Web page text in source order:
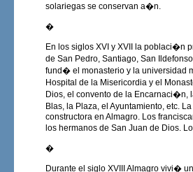
solariegas se conservan a�n.
�
En los siglos XVI y XVII la
de San Pedro, Santiago, San
fund� el monasterio y la universidad
Hospital de la Misericordia y el
Dios, el convento de la Encarnaci�n,
Blas, la Plaza, el Ayuntamiento, etc.
constructora en Almagro. Los
los hermanos de San Juan de Dios.
�
Durante el siglo XVIII Almagro vivi�